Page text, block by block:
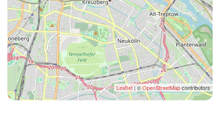
Leaflet| ©OpenStreetMapcontributors